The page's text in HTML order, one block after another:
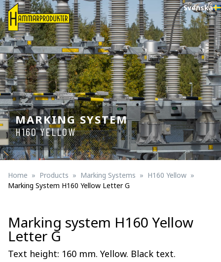
Svenska
MARKING SYSTEM
H160 YELLOW
Home Products Marking Systems
H160 Yellow
Marking System H160 Yellow Letter G
Marking system H160 Yellow
Letter G
Text height: 160 mm. Yellow. Black text.